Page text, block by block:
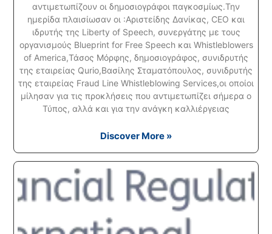
αντιμετωπίζουν οι δημοσιογράφοι παγκοσμίως.Την
ημερίδα πλαισίωσαν οι :Αριστείδης Δανίκας, CEO και
ιδρυτής της Liberty of Speech, συνεργάτης με τους
οργανισμούς Blueprint for Free Speech και Whistleblowers
of America,Τάσος Μόρφης, δημοσιογράφος, συνιδρυτής
της εταιρείας Qurio,Βασίλης Σταματόπουλος, συνιδρυτής
της εταιρείας Fraud Line Whistleblowing Services,οι οποίοι
μίλησαν για τις προκλήσεις που αντιμετωπίζει σήμερα ο
Τύπος, αλλά και για την ανάγκη καλλιέργειας
Discover More »